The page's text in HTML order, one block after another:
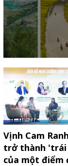
Vịnh Cam
trở thành
của một điểm